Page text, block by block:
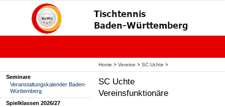
Home > Vereine > SC Uchte >
Seminare
Veranstaltungskalender Baden-
Württemberg
Spielklassen 2026/27
SC Uchte
Vereinsfunktionäre